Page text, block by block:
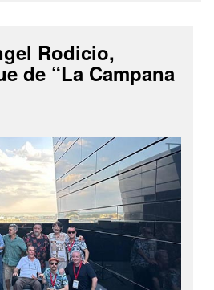
Rodicio,
de “La Campana